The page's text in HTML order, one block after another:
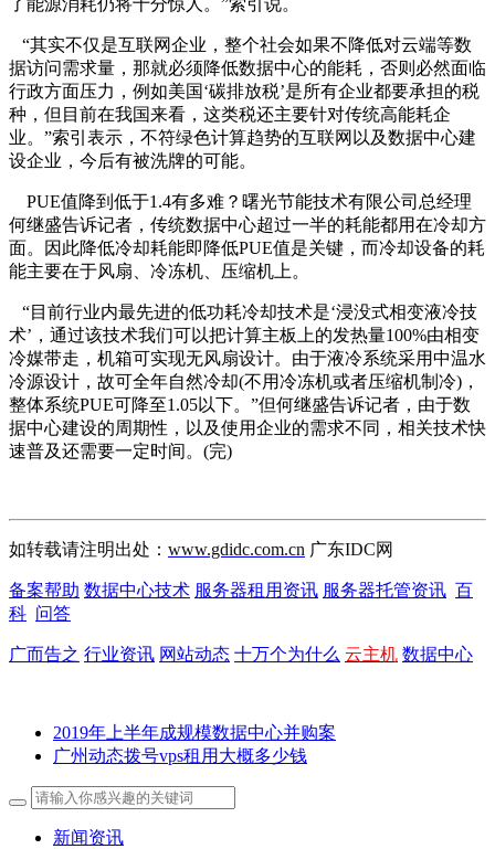
“其实不仅是互联网企业，整个社会如果不降低对云端等数
据访问需求量，那就必须降低数据中心的能耗，否则必然面临
行政方面压力，例如美国‘碳排放税’是所有企业都要承担的税
种，但目前在我国来看，这类税还主要针对传统高能耗企
业。”索引表示，不符绿色计算趋势的互联网以及数据中心建
设企业，今后有被洗牌的可能。
PUE值降到低于1.4有多难？曙光节能技术有限公司总经理
何继盛告诉记者，传统数据中心超过一半的耗能都用在冷却方
面。因此降低冷却耗能即降低PUE值是关键，而冷却设备的耗
能主要在于风扇、冷冻机、压缩机上。
“目前行业内最先进的低功耗冷却技术是‘浸没式相变液冷技
术’，通过该技术我们可以把计算主板上的发热量100%由相变
冷媒带走，机箱可实现无风扇设计。由于液冷系统采用中温水
冷源设计，故可全年自然冷却(不用冷冻机或者压缩机制冷)，
整体系统PUE可降至1.05以下。”但何继盛告诉记者，由于数
据中心建设的周期性，以及使用企业的需求不同，相关技术快
速普及还需要一定时间。(完)
如转载请注明出处： www.gdidc.com.cn 广东IDC网
备案帮助 数据中心技术 服务器租用资讯 服务器托管资讯 百
科 问答
广而告之 行业资讯 网站动态 十万个为什么 云主机 数据中心
2019年上半年成规模数据中心并购案
广州动态拨号vps租用大概多少钱
新闻资讯